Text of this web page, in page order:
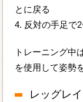
とに戻る
4. 反対の手足で
トレーニング中
を使用して姿勢
レッグレ